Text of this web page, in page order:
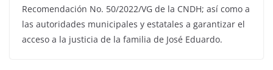
Recomendación No. 50/2022/VG de la CNDH; así como a
las autoridades municipales y estatales a garantizar el
acceso a la justicia de la familia de José Eduardo.